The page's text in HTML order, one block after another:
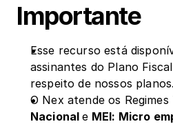
Importante
Esse recurso está
assinantes do Plano
respeito de nossos planos.
O Nex atende os
Nacional e MEI: Micro